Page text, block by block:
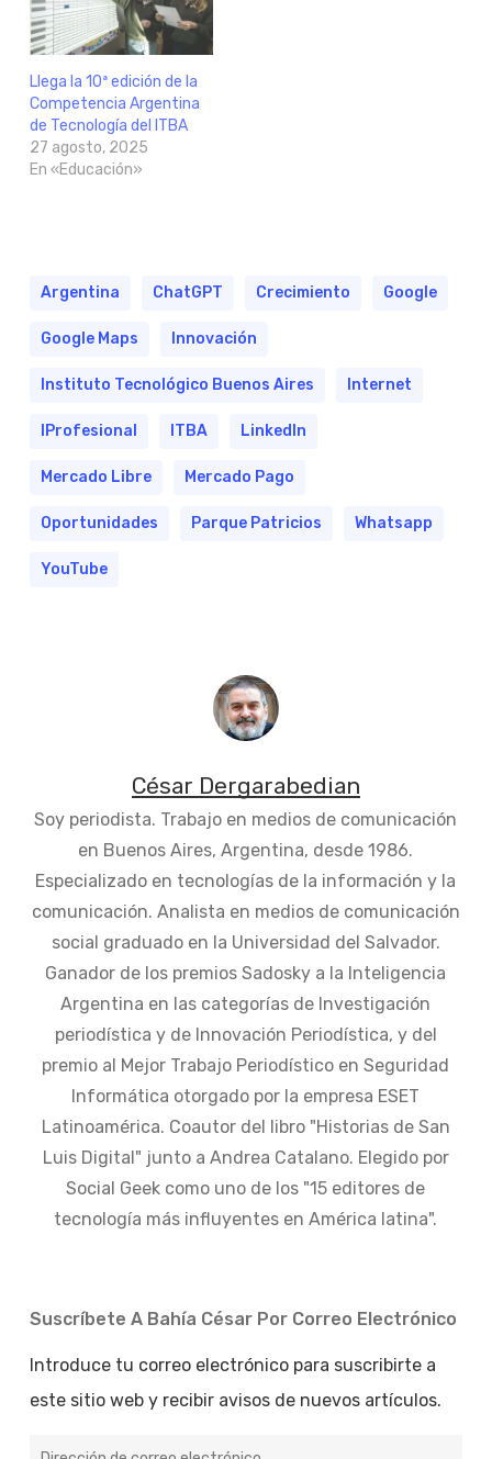
Llega la 10ª edición de la
Competencia Argentina
de Tecnología del ITBA
27 agosto, 2025
En «Educación»
Argentina ChatGPT Crecimiento Google
Google Maps Innovación
Instituto Tecnológico Buenos Aires Internet
IProfesional ITBA LinkedIn
Mercado Libre Mercado Pago
Oportunidades Parque Patricios Whatsapp
YouTube
César Dergarabedian
Soy periodista. Trabajo en medios de comunicación
en Buenos Aires, Argentina, desde 1986.
Especializado en tecnologías de la información y la
comunicación. Analista en medios de comunicación
social graduado en la Universidad del Salvador.
Ganador de los premios Sadosky a la Inteligencia
Argentina en las categorías de Investigación
periodística y de Innovación Periodística, y del
premio al Mejor Trabajo Periodístico en Seguridad
Informática otorgado por la empresa ESET
Latinoamérica. Coautor del libro "Historias de San
Luis Digital" junto a Andrea Catalano. Elegido por
Social Geek como uno de los "15 editores de
tecnología más influyentes en América latina".
Suscríbete A Bahía César Por Correo Electrónico
Introduce tu correo electrónico para suscribirte a
este sitio web y recibir avisos de nuevos artículos.